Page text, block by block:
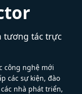
tương tác trực
công nghệ mới
các sự kiện, đào
nhà phát triển,